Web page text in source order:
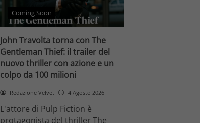
Coming Soon
John Travolta torna con The
Gentleman Thief: il trailer del
nuovo thriller con azione e un
colpo da 100 milioni
Redazione Velvet 4 Agosto 2026
L'attore di Pulp Fiction è
protagonista del thriller The